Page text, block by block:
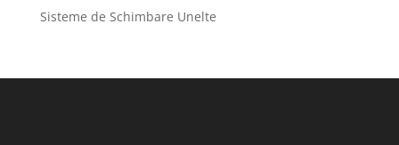
Sisteme de Schimbare Unelte